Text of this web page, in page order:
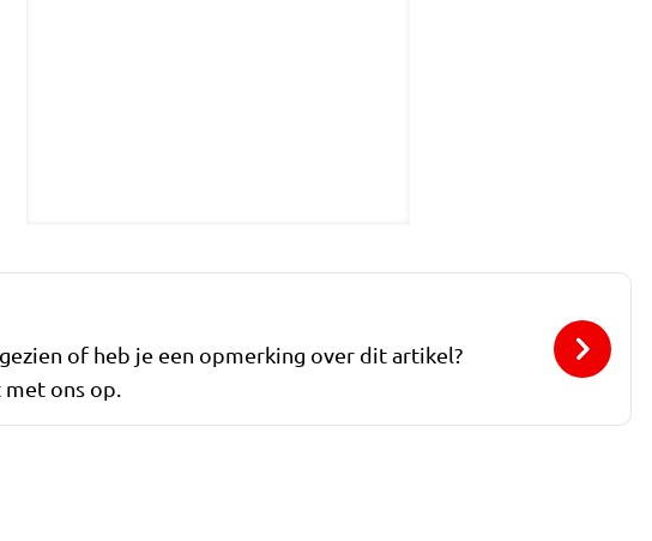
of heb je een opmerking over dit artikel?
ons op.